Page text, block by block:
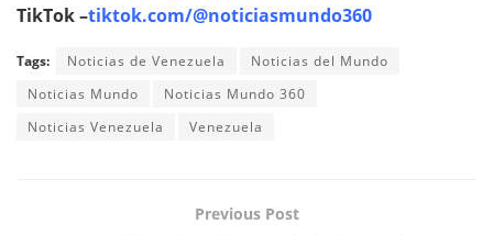
TikTok –tiktok.com/@noticiasmundo360
Tags: Noticias de Venezuela
Noticias del Mundo
Noticias Mundo
Noticias Mundo 360
Noticias Venezuela
Venezuela
Previous Post